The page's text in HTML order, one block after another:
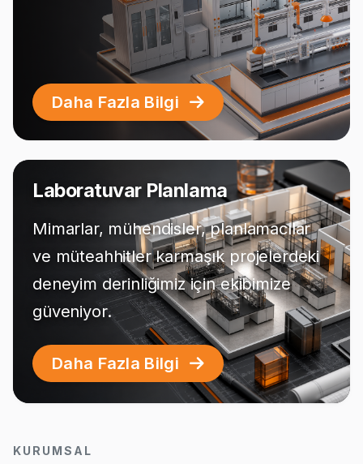
Daha Fazla Bilgi
Laboratuvar Planlama
Mimarlar, mühendisler, planlamacılar
ve müteahhitler karmaşık projelerdeki
deneyim derinliğimiz için ekibimize
güveniyor.
Daha Fazla Bilgi
KURUMSAL